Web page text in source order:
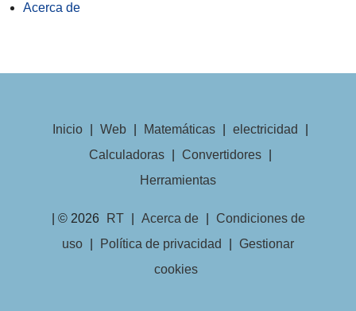
Acerca de
Inicio Web Matemáticas electricidad
Calculadoras
Convertidores
Herramientas
| © 2026 RT Acerca de
Condiciones de
uso
Política de privacidad
Gestionar
cookies